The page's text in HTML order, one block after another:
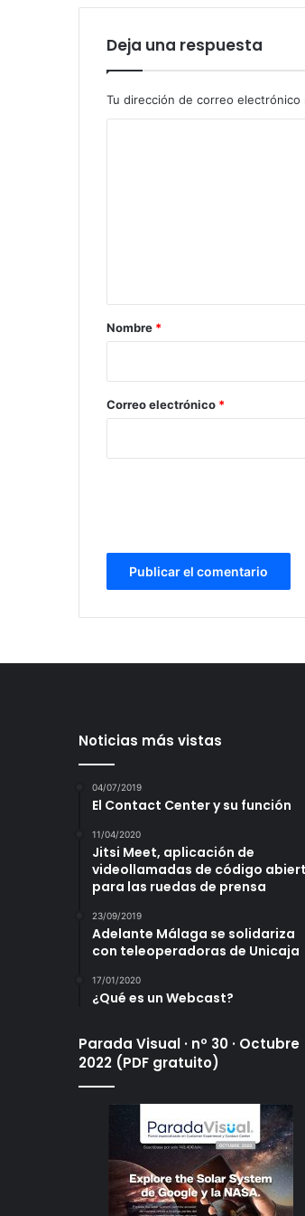
Deja una respuesta
Tu dirección de correo electrónico
r
*
Nombre *
Correo electrónico *
Noticias más vistas
04/07/2019
El Contact Center y su función
11/04/2020
Jitsi Meet, aplicación de
videollamadas de código
para las ruedas de prensa
23/09/2019
Adelante Málaga se solidariza
con teleoperadoras de Unicaja
17/01/2020
¿Qué es un Webcast?
Parada Visual · nº 30 · Octubre
2022 (PDF gratuito)